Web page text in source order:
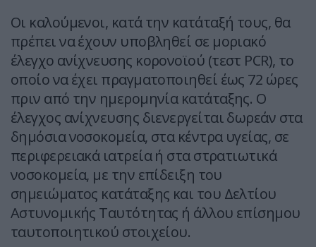
Οι καλούμενοι, κατά την κατάταξή τους, θα
πρέπει να έχουν υποβληθεί σε μοριακό
έλεγχο ανίχνευσης κορονοϊού (τεστ PCR), το
οποίο να έχει πραγματοποιηθεί έως 72 ώρες
πριν από την ημερομηνία κατάταξης. Ο
έλεγχος ανίχνευσης διενεργείται δωρεάν στα
δημόσια νοσοκομεία, στα κέντρα υγείας, σε
περιφερειακά ιατρεία ή στα στρατιωτικά
νοσοκομεία, με την επίδειξη του
σημειώματος κατάταξης και του Δελτίου
Αστυνομικής Ταυτότητας ή άλλου επίσημου
ταυτοποιητικού στοιχείου.